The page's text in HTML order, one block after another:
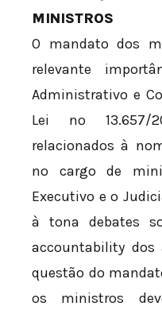
MINISTROS
O mandato dos
relevante
Administrativo e
Lei nº 13.657/
relacionados à
no cargo de
Executivo e o
à tona debates
accountability dos
questão do
os ministros